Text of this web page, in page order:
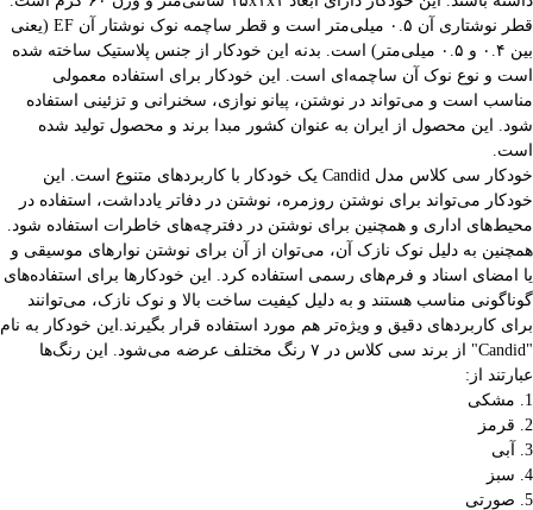
قطر نوشتاری آن ۰.۵ میلی‌متر است و قطر ساچمه نوک نوشتار آن EF (یعنی
بین ۰.۴ و ۰.۵ میلی‌متر) است. بدنه این خودکار از جنس پلاستیک ساخته شده
است و نوع نوک آن ساچمه‌ای است. این خودکار برای استفاده معمولی
مناسب است و می‌تواند در نوشتن، پیانو نوازی، سخنرانی و تزئینی استفاده
شود. این محصول از ایران به عنوان کشور مبدا برند و محصول تولید شده
است.
خودکار سی کلاس مدل Candid یک خودکار با کاربردهای متنوع است. این
خودکار می‌تواند برای نوشتن روزمره، نوشتن در دفاتر یادداشت، استفاده در
محیط‌های اداری و همچنین برای نوشتن در دفترچه‌های خاطرات استفاده شود.
همچنین به دلیل نوک نازک آن، می‌توان از آن برای نوشتن نوارهای موسیقی و
یا امضای اسناد و فرم‌های رسمی استفاده کرد. این خودکارها برای استفاده‌های
گوناگونی مناسب هستند و به دلیل کیفیت ساخت بالا و نوک نازک، می‌توانند
برای کاربردهای دقیق و ویژه‌تر هم مورد استفاده قرار بگیرند.این خودکار به نام
"Candid" از برند سی کلاس در ۷ رنگ مختلف عرضه می‌شود. این رنگ‌ها
عبارتند از:
1. مشکی
2. قرمز
3. آبی
4. سبز
5. صورتی